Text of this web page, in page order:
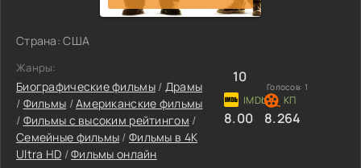
Страна: США
Жанры:
Биографические фильмы/ Драмы
/ Фильмы /Американские фильмы
/ Фильмы с высоким рейтингом /
Семейные фильмы /Фильмы в 4K
Ultra HD /Фильмы онлайн
10
Голосов: 1
8.00 8.264